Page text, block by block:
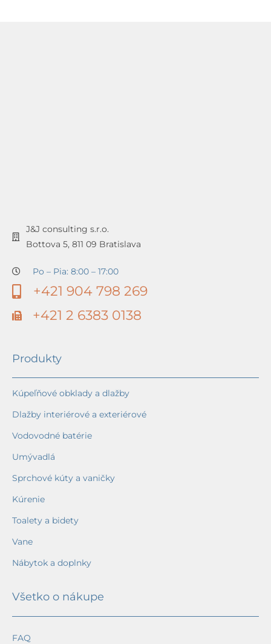
J&J consulting s.r.o.
Bottova 5, 811 09 Bratislava
Po – Pia: 8:00 – 17:00
+421 904 798 269
+421 2 6383 0138
Produkty
Kúpeľňové obklady a dlažby
Dlažby interiérové a exteriérové
Vodovodné batérie
Umývadlá
Sprchové kúty a vaničky
Kúrenie
Toalety a bidety
Vane
Nábytok a doplnky
Všetko o nákupe
FAQ